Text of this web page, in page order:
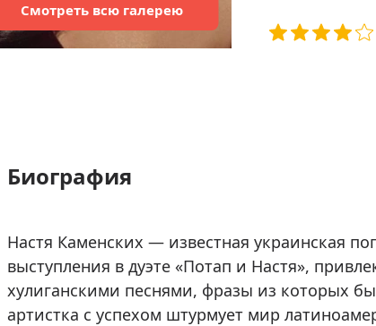
Смотреть всюгалерею
Биография
Настя Каменских — известная украинская
выступления в дуэте «Потап и Настя»,
хулиганскими песнями, фразы из которых
артистка с успехом штурмует мир